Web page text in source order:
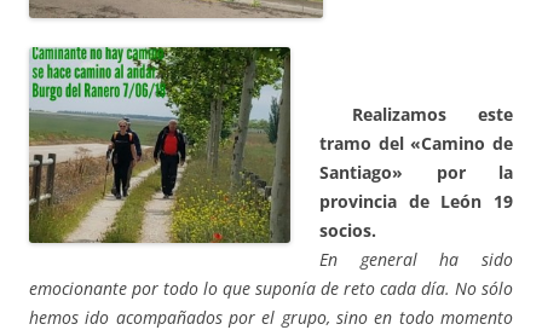
Realizamos este
tramo del «Camino de
Santiago» por la
provincia de León 19
socios.
En general ha sido
emocionante por todo lo que suponía de reto cada día. No sólo
hemos ido acompañados por el grupo, sino en todo momento